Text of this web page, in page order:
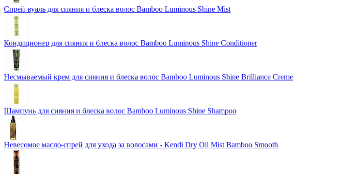
Спрей-вуаль для сияния и блеска волос Bamboo Luminous Shine Mist
Кондиционер для сияния и блеска волос Bamboo Luminous Shine Conditioner
Несмываемый крем для сияния и блеска волос Bamboo Luminous Shine Brilliance Creme
Шампунь для сияния и блеска волос Bamboo Luminous Shine Shampoo
Невесомое масло-спрей для ухода за волосами - Kendi Dry Oil Mist Bamboo Smooth